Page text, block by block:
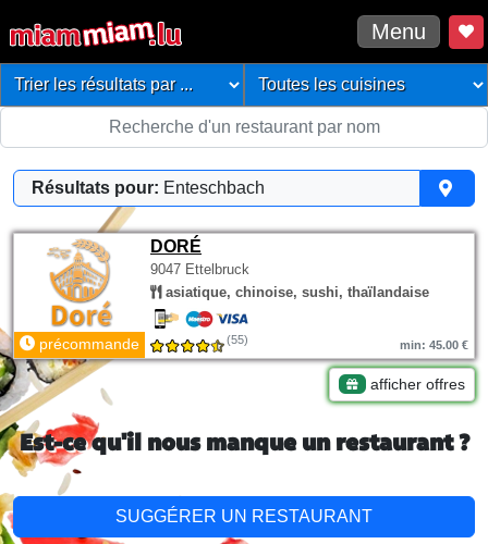
Menu
Résultats pour: Enteschbach
DORÉ
9047 Ettelbruck
asiatique, chinoise, sushi, thaïlandaise
précommande (55) min: 45.00 €
afficher offres
Est-ce qu'il nous manque un restaurant ?
SUGGÉRER UN RESTAURANT